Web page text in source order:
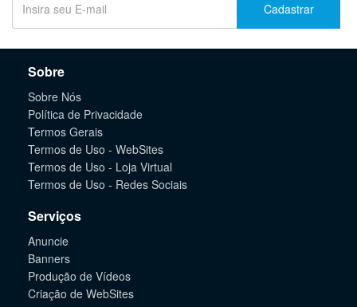
Cadastrar
Sobre
Sobre Nós
Política de Privacidade
Termos Gerais
Termos de Uso - WebSites
Termos de Uso - Loja Virtual
Termos de Uso - Redes Sociais
Serviços
Anuncie
Banners
Produção de Vídeos
Criação de WebSites